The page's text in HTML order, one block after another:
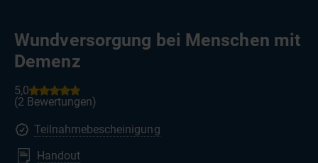
Wundversorgung bei Menschen mit
Demenz
Teilnahmebescheinigung
Handout